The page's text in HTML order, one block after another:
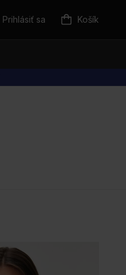
Prihlásiť sa Košík